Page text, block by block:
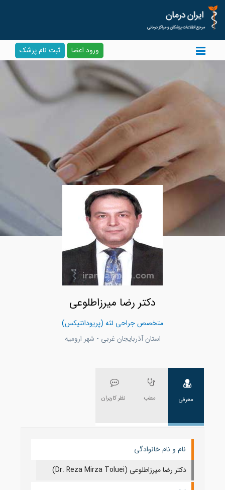
ورود اعضا ثبت نام پزشک
دکتر رضا میرزاطلوعی
متخصص جراحی لثه (پریودانتیکس)
استان آذربايجان غربی - شهر اروميه
معرفی مطب نظر کاربران
نام و نام خانوادگی
دکتر رضا میرزاطلوعی (Dr. Reza Mirza Toluei)